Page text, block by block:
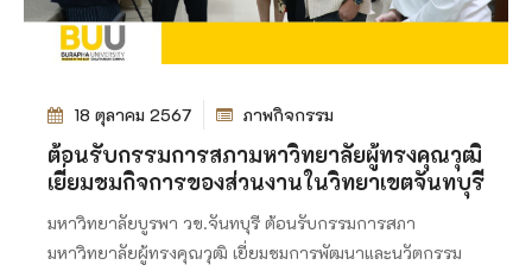
18 ตุลาคม 2567 ภาพกิจกรรม
ต้อนรับกรรมการสภามหาวิทยาลัยผู้ทรงคุณวุฒิ
เยี่ยมชมกิจการของส่วนงานในวิทยาเขตจันทบุรี
มหาวิทยาลัยบูรพา วข.จันทบุรี ต้อนรับกรรมการสภา
มหาวิทยาลัยผู้ทรงคุณวุฒิ เยี่ยมชมการพัฒนาและนวัตกรรม